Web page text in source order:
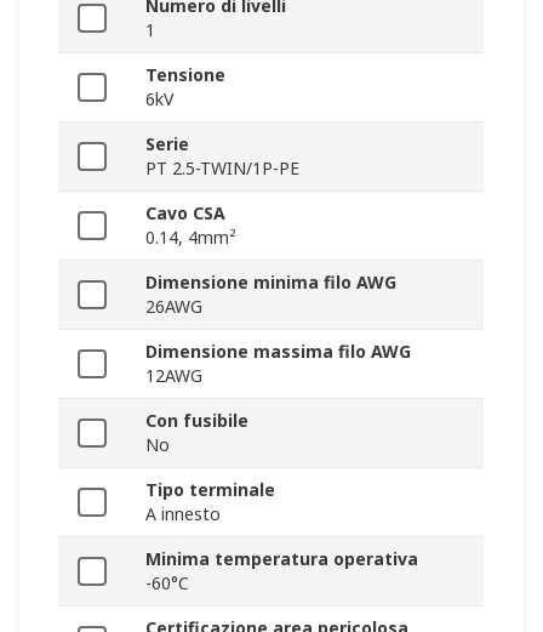
Numero di livelli
1
Tensione
6kV
Serie
PT 2.5-TWIN/1P-PE
Cavo CSA
0.14, 4mm²
Dimensione minima filo AWG
26AWG
Dimensione massima filo AWG
12AWG
Con fusibile
No
Tipo terminale
A innesto
Minima temperatura operativa
-60°C